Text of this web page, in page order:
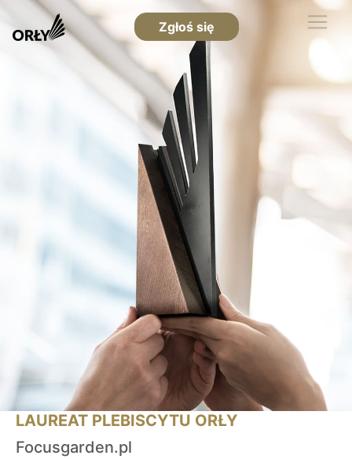
Zgłoś się
LAUREAT PLEBISCYTU ORŁY
Focusgarden.pl